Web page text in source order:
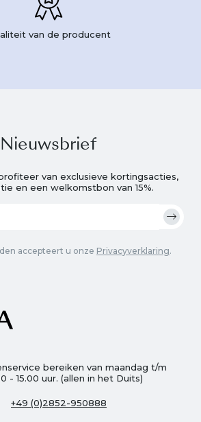
van de producent
bereiken van maandag t/m
- 15.00 uur. (allen in het Duits)
+49 (0)2852-950888
Nieuwsbrief
van exclusieve kortingsacties,
en een welkomstbon van 15%.
accepteert u onze Privacyverklaring.